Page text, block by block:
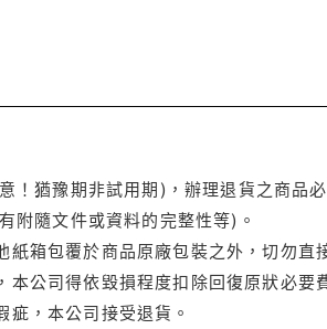
！猶豫期非試用期)，辦理退貨之商品
附隨文件或資料的完整性等)。
箱包覆於商品原廠包裝之外，切勿直
公司得依毀損程度扣除回復原狀必要
，本公司接受退貨。